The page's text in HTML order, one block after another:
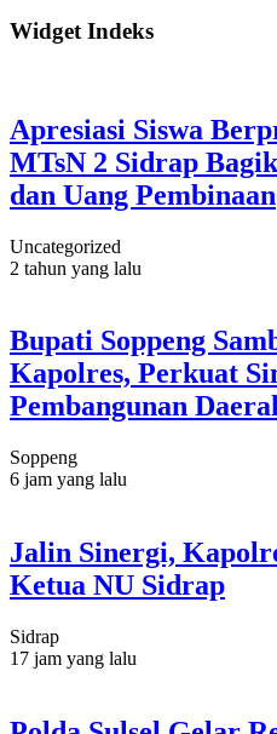
Widget Indeks
Apresiasi Siswa
MTsN 2 Sidrap
dan Uang Pembinaan
Uncategorized
2 tahun yang lalu
Bupati Soppeng
Kapolres, Perkuat
Pembangunan
Soppeng
6 jam yang lalu
Jalin Sinergi,
Ketua NU Sidrap
Sidrap
17 jam yang lalu